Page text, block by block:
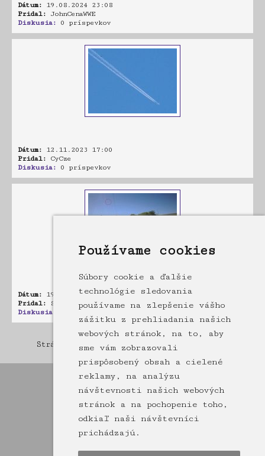
Používame cookies
Súbory cookie a ďalšie
technológie sledovania
používame na zlepšenie vášho
zážitku z prehliadania našich
webových stránok, na to, aby
sme vám zobrazovali
prispôsobený obsah a cielené
reklamy, na analýzu
návštevnosti našich webových
stránok a na pochopenie toho,
odkiaľ naši návštevníci
prichádzajú.
Dátum: 19.08.2024 23:08
Pridal: JohnCenaWWE
Diskusia: 0 príspevkov
Dátum: 12.11.2023 17:00
Pridal: CyCze
Diskusia: 0 príspevkov
Dátum: 19.05.2021 21:29
Pridal: StivVlk
Diskusia:
0 príspevkov
Stránka: [1] 11